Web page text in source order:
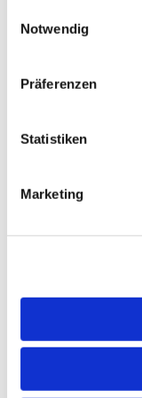
Notwendig
Präferenzen
Statistiken
Marketing